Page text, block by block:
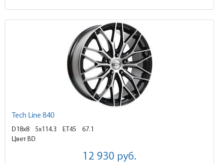
Tech Line 840
D18x8 5x114.3 ET45
67.1
Цвет BD
12 930 руб.